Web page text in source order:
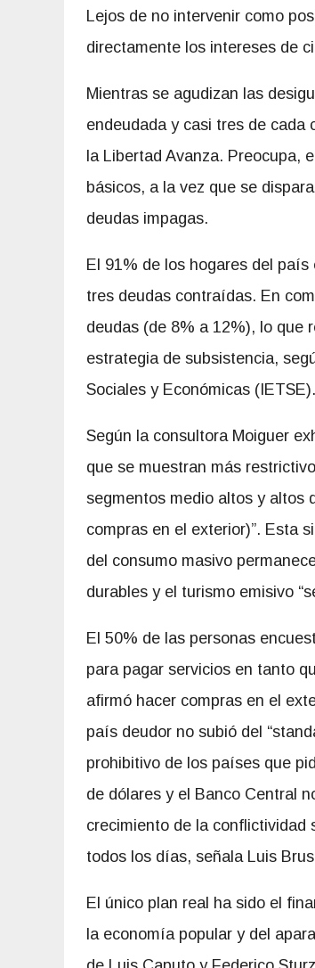
Lejos de no intervenir como
directamente los intereses de
Mientras se agudizan las
endeudada y casi tres de cada
la Libertad Avanza. Preocupa,
básicos, a la vez que se
deudas impagas.
El 91% de los hogares del
tres deudas contraídas. En
deudas (de 8% a 12%), lo que
estrategia de subsistencia,
Sociales y Económicas (IETSE).
Según la consultora Moiguer
que se muestran más
segmentos medio altos y altos
compras en el exterior)”. Esta
del consumo masivo
durables y el turismo emisivo
El 50% de las personas
para pagar servicios en tanto
afirmó hacer compras en el
país deudor no subió del
prohibitivo de los países que
de dólares y el Banco Central
crecimiento de la conflictividad
todos los días, señala Luis
El único plan real ha sido el
la economía popular y del